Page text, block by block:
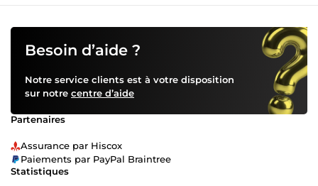
Besoin d’aide ?
Notre service clients est à votre disposition
sur notre centre d’aide
Partenaires
Assurance par Hiscox
Paiements par PayPal Braintree
Statistiques